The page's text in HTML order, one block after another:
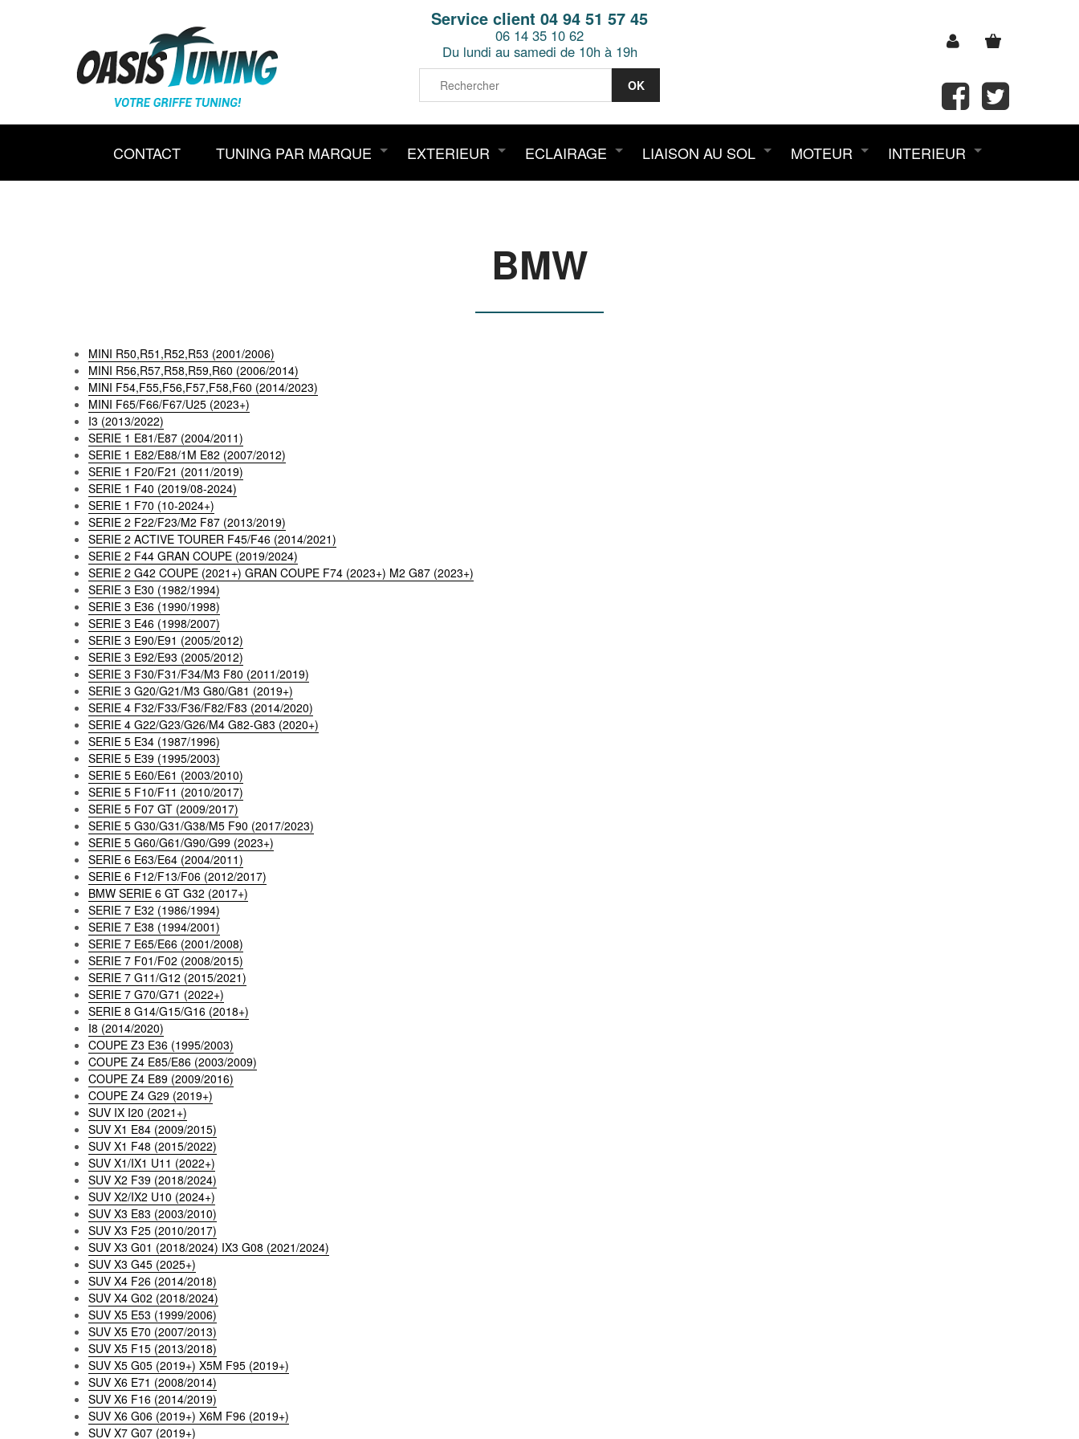
Service client 04 94 51 57 45
06 14 35 10 62
Du lundi au samedi de 10h à 19h
CONTACT TUNING PAR MARQUE EXTERIEUR ECLAIRAGE LIAISON AU SOL MOTEUR INTERIEUR
BMW
MINI R50,R51,R52,R53 (2001/2006)
MINI R56,R57,R58,R59,R60 (2006/2014)
MINI F54,F55,F56,F57,F58,F60 (2014/2023)
MINI F65/F66/F67/U25 (2023+)
I3 (2013/2022)
SERIE 1 E81/E87 (2004/2011)
SERIE 1 E82/E88/1M E82 (2007/2012)
SERIE 1 F20/F21 (2011/2019)
SERIE 1 F40 (2019/08-2024)
SERIE 1 F70 (10-2024+)
SERIE 2 F22/F23/M2 F87 (2013/2019)
SERIE 2 ACTIVE TOURER F45/F46 (2014/2021)
SERIE 2 F44 GRAN COUPE (2019/2024)
SERIE 2 G42 COUPE (2021+) GRAN COUPE F74 (2023+) M2 G87 (2023+)
SERIE 3 E30 (1982/1994)
SERIE 3 E36 (1990/1998)
SERIE 3 E46 (1998/2007)
SERIE 3 E90/E91 (2005/2012)
SERIE 3 E92/E93 (2005/2012)
SERIE 3 F30/F31/F34/M3 F80 (2011/2019)
SERIE 3 G20/G21/M3 G80/G81 (2019+)
SERIE 4 F32/F33/F36/F82/F83 (2014/2020)
SERIE 4 G22/G23/G26/M4 G82-G83 (2020+)
SERIE 5 E34 (1987/1996)
SERIE 5 E39 (1995/2003)
SERIE 5 E60/E61 (2003/2010)
SERIE 5 F10/F11 (2010/2017)
SERIE 5 F07 GT (2009/2017)
SERIE 5 G30/G31/G38/M5 F90 (2017/2023)
SERIE 5 G60/G61/G90/G99 (2023+)
SERIE 6 E63/E64 (2004/2011)
SERIE 6 F12/F13/F06 (2012/2017)
BMW SERIE 6 GT G32 (2017+)
SERIE 7 E32 (1986/1994)
SERIE 7 E38 (1994/2001)
SERIE 7 E65/E66 (2001/2008)
SERIE 7 F01/F02 (2008/2015)
SERIE 7 G11/G12 (2015/2021)
SERIE 7 G70/G71 (2022+)
SERIE 8 G14/G15/G16 (2018+)
I8 (2014/2020)
COUPE Z3 E36 (1995/2003)
COUPE Z4 E85/E86 (2003/2009)
COUPE Z4 E89 (2009/2016)
COUPE Z4 G29 (2019+)
SUV IX I20 (2021+)
SUV X1 E84 (2009/2015)
SUV X1 F48 (2015/2022)
SUV X1/IX1 U11 (2022+)
SUV X2 F39 (2018/2024)
SUV X2/IX2 U10 (2024+)
SUV X3 E83 (2003/2010)
SUV X3 F25 (2010/2017)
SUV X3 G01 (2018/2024) IX3 G08 (2021/2024)
SUV X3 G45 (2025+)
SUV X4 F26 (2014/2018)
SUV X4 G02 (2018/2024)
SUV X5 E53 (1999/2006)
SUV X5 E70 (2007/2013)
SUV X5 F15 (2013/2018)
SUV X5 G05 (2019+) X5M F95 (2019+)
SUV X6 E71 (2008/2014)
SUV X6 F16 (2014/2019)
SUV X6 G06 (2019+) X6M F96 (2019+)
SUV X7 G07 (2019+)